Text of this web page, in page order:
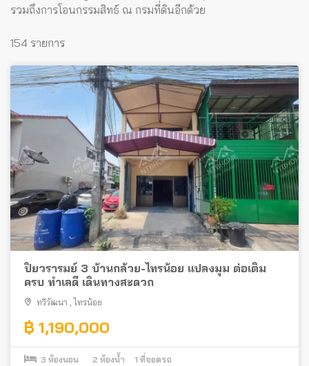
รวมถึงการโอนกรรมสิทธ์ ณ กรมที่ดินอีกด้วย
154 รายการ
ปิยวรารมย์ 3 บ้านกล้วย-ไทรน้อย แปลงมุม ต่อเติม
ครบ ทำเลดี เดินทางสะดวก
ทวีวัฒนา , ไทรน้อย
฿ 1,190,000
3 ห้องนอน 2 ห้องน้ำ 1 ที่จอดรถ